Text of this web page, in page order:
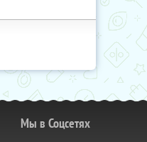
Мы в Соцсетях